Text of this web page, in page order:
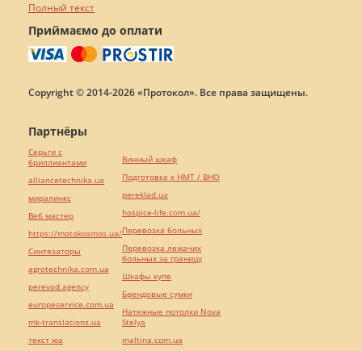
Полный текст
Приймаємо до оплати
Copyright © 2014-2026 «Протокол». Все права защищены.
Партнёры
Серьги с
бриллиантами
alliancetechnika.ua
миралинкс
Веб мастер
https://motokosmos.ua/
Синтезаторы
agrotechnika.com.ua
perevod.agency
europeservice.com.ua
mk-translations.ua
текст юа
Винный шкаф
Подготовка к НМТ / ВНО
pereklad.ua
hospice-life.com.ua/
Перевозка больных
Перевозка лежачих
больных за границу
Шкафы купе
Брендовые сумки
Натяжные потолки Nova
Stelya
maltina.com.ua